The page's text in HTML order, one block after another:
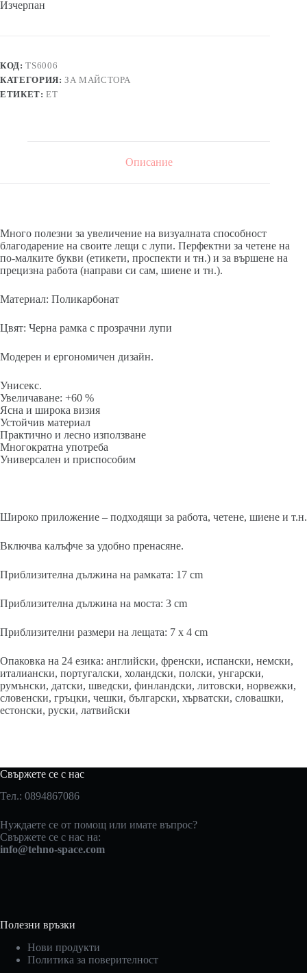
Изчерпан
КОД:TS6006
КАТЕГОРИЯ:ЗА МАЙСТОРА
ЕТИКЕТ:ЕТ
Описание
Много полезни за увеличение на визуалната способност
благодарение на своите лещи с лупи. Перфектни за четене на
по-малките букви (етикети, проспекти и тн.) и за вършене на
прецизна работа (направи си сам, шиене и тн.).
Материал: Поликарбонат
Цвят: Черна рамка с прозрачни лупи
Модерен и ергономичен дизайн.
Унисекс.
Увеличаване: +60 %
Ясна и широка визия
Устойчив материал
Практично и лесно използване
Многократна употреба
Универсален и приспособим
Широко приложение – подходящи за работа, четене, шиене и т.н.
Включва калъфче за удобно пренасяне.
Приблизителна дължина на рамката: 17 cm
Приблизителна дължина на моста: 3 cm
Приблизителни размери на лещата: 7 x 4 cm
Опаковка на 24 езика: английски, френски, испански, немски,
италиански, португалски, холандски, полски, унгарски,
румънски, датски, шведски, финландски, литовски, норвежки,
словенски, гръцки, чешки, български, хърватски, словашки,
естонски, руски, латвийски
Свържете се с нас
Тел.: 0894867086
Нуждаете се от помощ или имате въпрос?
Свържете се с нас на:
info@tehno-space.com
Полезни връзки
Нови продукти
Политика за поверителност